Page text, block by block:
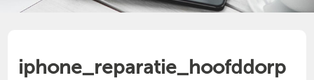
iphone_reparatie_hoofddorp